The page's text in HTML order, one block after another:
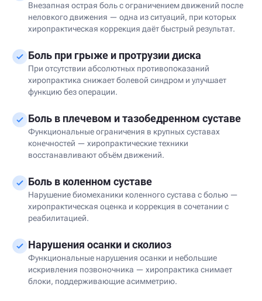
Внезапная острая боль с ограничением движений после
неловкого движения — одна из ситуаций, при которых
хиропрактическая коррекция даёт быстрый результат.
Боль при грыже и протрузии диска
При отсутствии абсолютных противопоказаний
хиропрактика снижает болевой синдром и улучшает
функцию без операции.
Боль в плечевом и тазобедренном суставе
Функциональные ограничения в крупных суставах
конечностей — хиропрактические техники
восстанавливают объём движений.
Боль в коленном суставе
Нарушение биомеханики коленного сустава с болью —
хиропрактическая оценка и коррекция в сочетании с
реабилитацией.
Нарушения осанки и сколиоз
Функциональные нарушения осанки и небольшие
искривления позвоночника — хиропрактика снимает
блоки, поддерживающие асимметрию.